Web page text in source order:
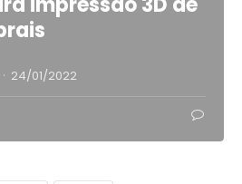
· 24/01/2022